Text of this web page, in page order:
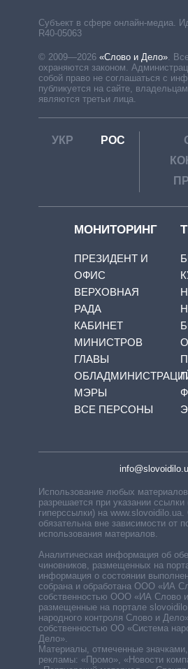
Субъект в сфере онлайн-медиа.
R40-05063
© 2009—2026 «Слово и Дело».
охраняются законом.
собой право не соглашаться с
публикуется на сайте,
являются третьи лица.
УКР РОС
МОНИТОРИНГ
ПРЕЗИДЕНТ И
ОФИС
ВЕРХОВНАЯ
РАДА
КАБИНЕТ
МИНИСТРОВ
ГЛАВЫ
МЭРЫ
ВСЕ ПЕРСОНЫ
Использование любых
разрешается при указании ссылки
гиперссылки) на
обязательна вне зависимости от
использования материалов.
Аналитическая информация об
чиновников, размещенных на
информация о состоянии
собрана и обработана ООО «ИА
собственностью ООО «ИА Слово
размещенные на портале
народного контроля Слово и
собственностью ОО «Система
Дело».
Материалы, отмеченные значками,
рекламы: «Промо», «Новости